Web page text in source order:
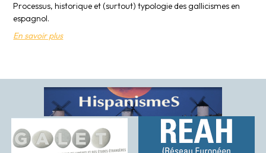
Processus, historique et (surtout) typologie des gallicismes en
espagnol.
En savoir plus